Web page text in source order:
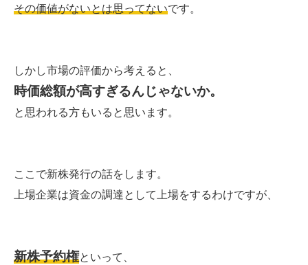
その価値がないとは思ってないです。
しかし市場の評価から考えると、
時価総額が高すぎるんじゃないか。
と思われる方もいると思います。
ここで新株発行の話をします。
上場企業は資金の調達として上場をするわけですが、
新株予約権といって、